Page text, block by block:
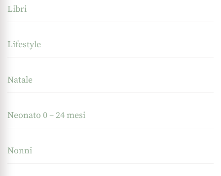
Libri
Lifestyle
Natale
Neonato 0 – 24 mesi
Nonni